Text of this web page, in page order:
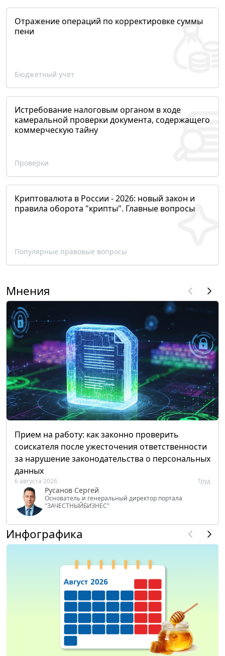
Отражение операций по корректировке суммы
пени
Бюджетный учет
Истребование налоговым органом в ходе
камеральной проверки документа, содержащего
коммерческую тайну
Проверки
Криптовалюта в России - 2026: новый закон и
правила оборота "крипты". Главные вопросы
Популярные правовые вопросы
Мнения
Прием на работу: как законно проверить
соискателя после ужесточения ответственности
за нарушение законодательства о персональных
данных
6 августа 2026 Труд
Русанов Сергей
Основатель и генеральный директор портала
"ЗАЧЕСТНЫЙБИЗНЕС"
Инфографика